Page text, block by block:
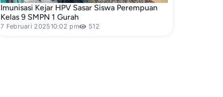
Imunisasi Kejar HPV Sasar Siswa Perempuan
Kelas 9 SMPN 1 Gurah
7 Februari 202510:02 pm 512